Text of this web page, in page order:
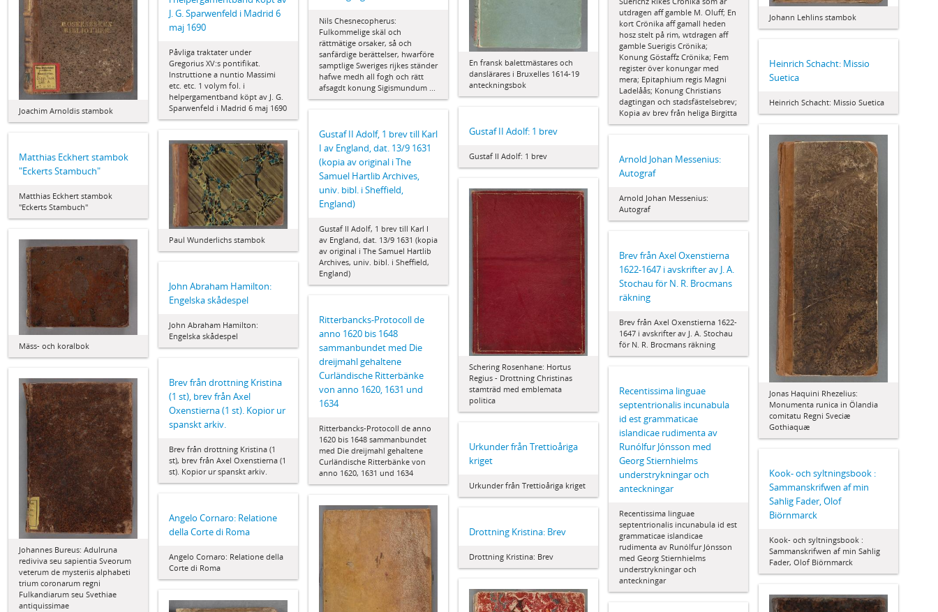
utdragen aff gamble M. Oluff; En
kort Crönika aff gamall heden
hosz stelt på rim, wtdragen aff
gamble Suerigis Crönika;
Konung Göstaffz Crönika; Fem
register över konungar med
mera; Epitaphium regis Magni
Ladelåås; Konung Christians
dagtingan och stadsfästelsebrev;
Kopia av brev från heliga Birgitta
Nils Chesnecopherus:
Fulkommelige skäl och
rättmätige orsaker, så och
sanfärdige berättelser, hwarföre
samptlige Sweriges rijkes ständer
hafwe medh all fogh och rätt
afsagdt konung Sigismundum ...
En fransk balettmästares och
danslärares i Bruxelles 1614-19
anteckningsbok
Johann Lehlins stambok
J. G. Sparwenfeld i Madrid 6
maj 1690
Påvliga traktater under
Gregorius XV:s pontifikat.
Instruttione a nuntio Massimi
etc. etc. 1 volym fol. i
helpergamentband köpt av J. G.
Sparwenfeld i Madrid 6 maj 1690
Joachim Arnoldis stambok
Heinrich Schacht: Missio
Suetica
Heinrich Schacht: Missio Suetica
Gustaf II Adolf: 1 brev
Gustaf II Adolf: 1 brev
Gustaf II Adolf, 1 brev till Karl
I av England, dat. 13/9 1631
(kopia av original i The
Samuel Hartlib Archives,
univ. bibl. i Sheffield,
England)
Gustaf II Adolf, 1 brev till Karl I
av England, dat. 13/9 1631 (kopia
av original i The Samuel Hartlib
Archives, univ. bibl. i Sheffield,
England)
Jonas Haquini Rhezelius:
Monumenta runica in Ölandia
comitatu Regni Sveciæ
Gothiaquæ
Paul Wunderlichs stambok
Matthias Eckhert stambok
"Eckerts Stambuch"
Matthias Eckhert stambok
"Eckerts Stambuch"
Arnold Johan Messenius:
Autograf
Arnold Johan Messenius:
Autograf
Schering Rosenhane: Hortus
Regius - Drottning Christinas
stamträd med emblemata
politica
Mäss- och koralbok
Brev från Axel Oxenstierna
1622-1647 i avskrifter av J. A.
Stochau för N. R. Brocmans
räkning
Brev från Axel Oxenstierna 1622-
1647 i avskrifter av J. A. Stochau
för N. R. Brocmans räkning
John Abraham Hamilton:
Engelska skådespel
John Abraham Hamilton:
Engelska skådespel
Ritterbancks-Protocoll de
anno 1620 bis 1648
sammanbundet med Die
dreijmahl gehaltene
Curländische Ritterbänke
von anno 1620, 1631 und
1634
Ritterbancks-Protocoll de anno
1620 bis 1648 sammanbundet
med Die dreijmahl gehaltene
Curländische Ritterbänke von
anno 1620, 1631 und 1634
Brev från drottning Kristina
(1 st), brev från Axel
Oxenstierna (1 st). Kopior ur
spanskt arkiv.
Brev från drottning Kristina (1
st), brev från Axel Oxenstierna (1
st). Kopior ur spanskt arkiv.
Recentissima linguae
septentrionalis incunabula
id est grammaticae
islandicae rudimenta av
Runólfur Jónsson med
Georg Stiernhielms
understrykningar och
anteckningar
Recentissima linguae
septentrionalis incunabula id est
grammaticae islandicae
rudimenta av Runólfur Jónsson
med Georg Stiernhielms
understrykningar och
anteckningar
Johannes Bureus: Adulruna
rediviva seu sapientia Sveorum
veterum de mysteriis alphabeti
trium coronarum regni
Fulkandiarum seu Svethiae
antiquissimae
Urkunder från Trettioåriga
kriget
Urkunder från Trettioåriga kriget
Kook- och syltningsbook :
Sammanskrifwen af min
Sahlig Fader, Olof
Biörnmarck
Kook- och syltningsbook :
Sammanskrifwen af min Sahlig
Fader, Olof Biörnmarck
Angelo Cornaro: Relatione
della Corte di Roma
Angelo Cornaro: Relatione della
Corte di Roma
Drottning Kristina: Brev
Drottning Kristina: Brev